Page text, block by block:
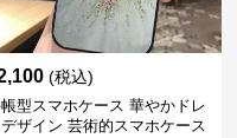
(税込)
型スマホケース 華やかドレ
ザイン 芸術的スマホケース